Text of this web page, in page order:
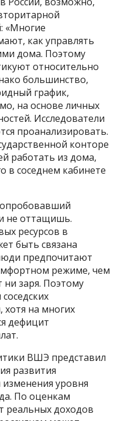
«Многие
как управлять
дома. Поэтому
относительно
большинство,
график,
на основе личных
Исследователи
проанализировать.
конторе
работать из дома,
в соседнем кабинете
не оттащишь.
ресурсов в
быть связана
предпочитают
режиме, чем
ни заря. Поэтому
на многих
дефицит
ВШЭ представил
развития
изменения уровня
По оценкам
реальных доходов